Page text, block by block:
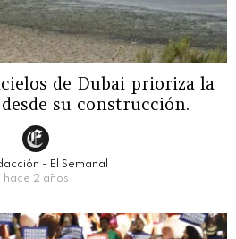
de Dubai prioriza la
su construcción.
- El Semanal
hace 2 años